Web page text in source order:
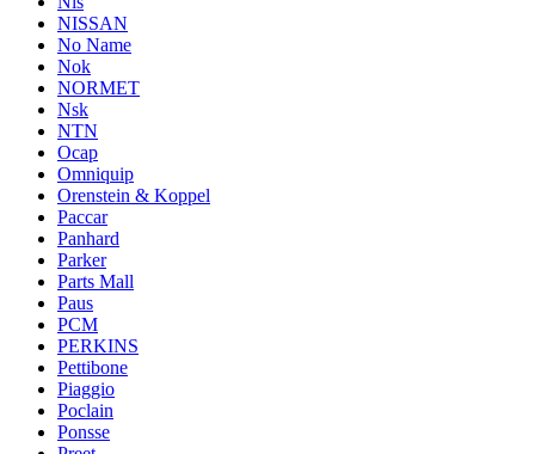
NISSAN
No Name
Nok
NORMET
Nsk
NTN
Ocap
Omniquip
Orenstein & Koppel
Paccar
Panhard
Parker
Parts Mall
Paus
PCM
PERKINS
Pettibone
Piaggio
Poclain
Ponsse